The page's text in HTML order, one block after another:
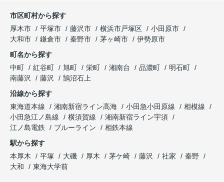
市区町村から探す
厚木市
平塚市 藤沢市 横浜市戸塚区
小田原市
大和市
鎌倉市 秦野市 茅ヶ崎市
伊勢原市
町名から探す
中町
紅谷町 旭町 栄町 湘南台 品濃町
明石町
南藤沢
藤沢
鵠沼石上
沿線から探す
東海道本線
湘南新宿ライン高海 小田急小田原線
相模線
小田急江ノ島線
横須賀線
湘南新宿ライン宇須
江ノ島電鉄
ブルーライン
相鉄本線
駅から探す
本厚木
平塚 大磯 厚木 茅ケ崎 藤沢 社家
秦野
大和
東海大学前